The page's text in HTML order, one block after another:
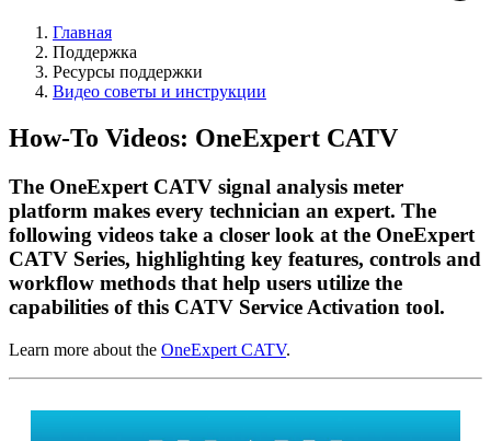
Главная
Поддержка
Ресурсы поддержки
Видео советы и инструкции
How-To Videos: OneExpert CATV
The OneExpert CATV signal analysis meter
platform makes every technician an expert. The
following videos take a closer look at the OneExpert
CATV Series, highlighting key features, controls and
workflow methods that help users utilize the
capabilities of this CATV Service Activation tool.
Learn more about the OneExpert CATV.